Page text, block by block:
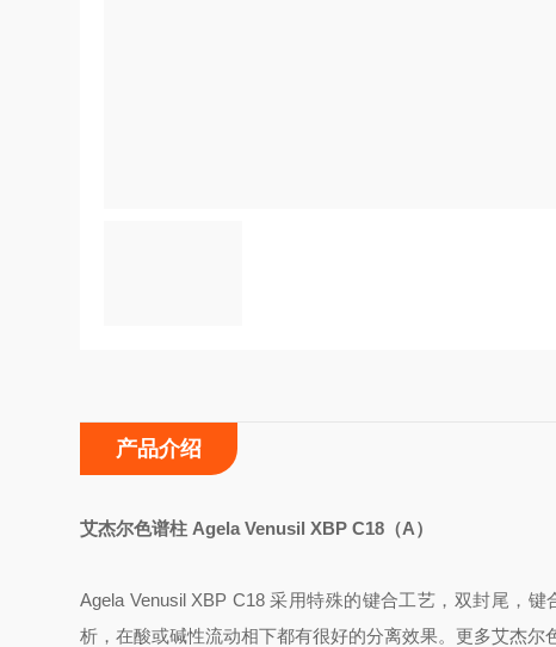
产品介绍
艾杰尔色谱柱 Agela Venusil XBP C18（A）
Agela Venusil XBP C18采用特殊的键合工艺，双封尾，
析，在酸或碱性流动相下都有很好的分离效果。更多艾杰尔